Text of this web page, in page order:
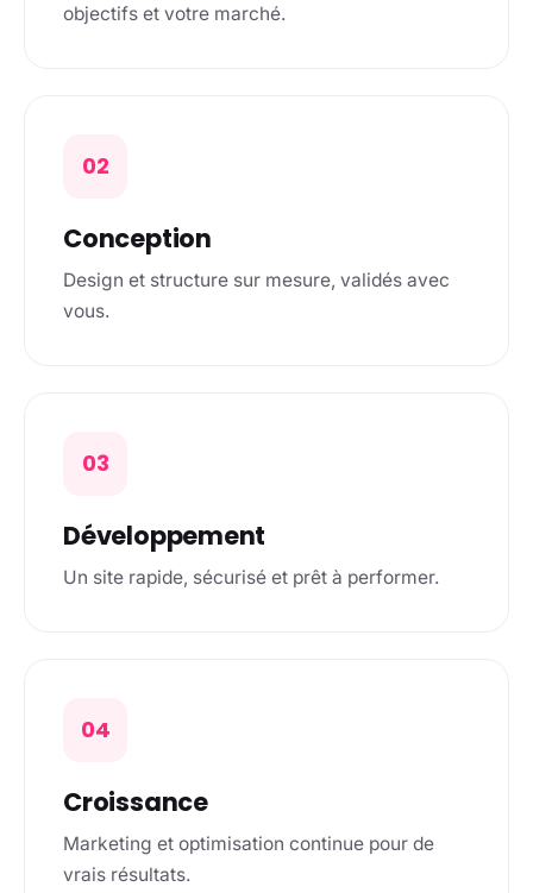
objectifs et votre marché.
02
Conception
Design et structure sur mesure, validés avec
vous.
03
Développement
Un site rapide, sécurisé et prêt à performer.
04
Croissance
Marketing et optimisation continue pour de
vrais résultats.